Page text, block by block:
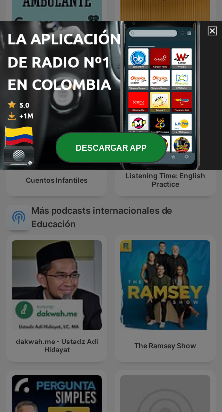
Radio Ambulante Aprendiendo Inglés
Cuentos Infantiles
Listening Time: English
Practice
Más podcasts internacionales de
Educación
dakwah.me - Ustadz Adi
Hidayat
The Ramsey Show
DESCARGAR APP